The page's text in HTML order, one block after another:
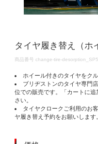
タイヤ履き替え（ホ
DETAILS
商品番号 change-tire-
ホイール付きのタイヤをク
ブリヂストンのタイヤ専門
位での販売です。「カートに
さい。
タイヤクロークご利用のお
ヤ履き替え予約をお願いします。